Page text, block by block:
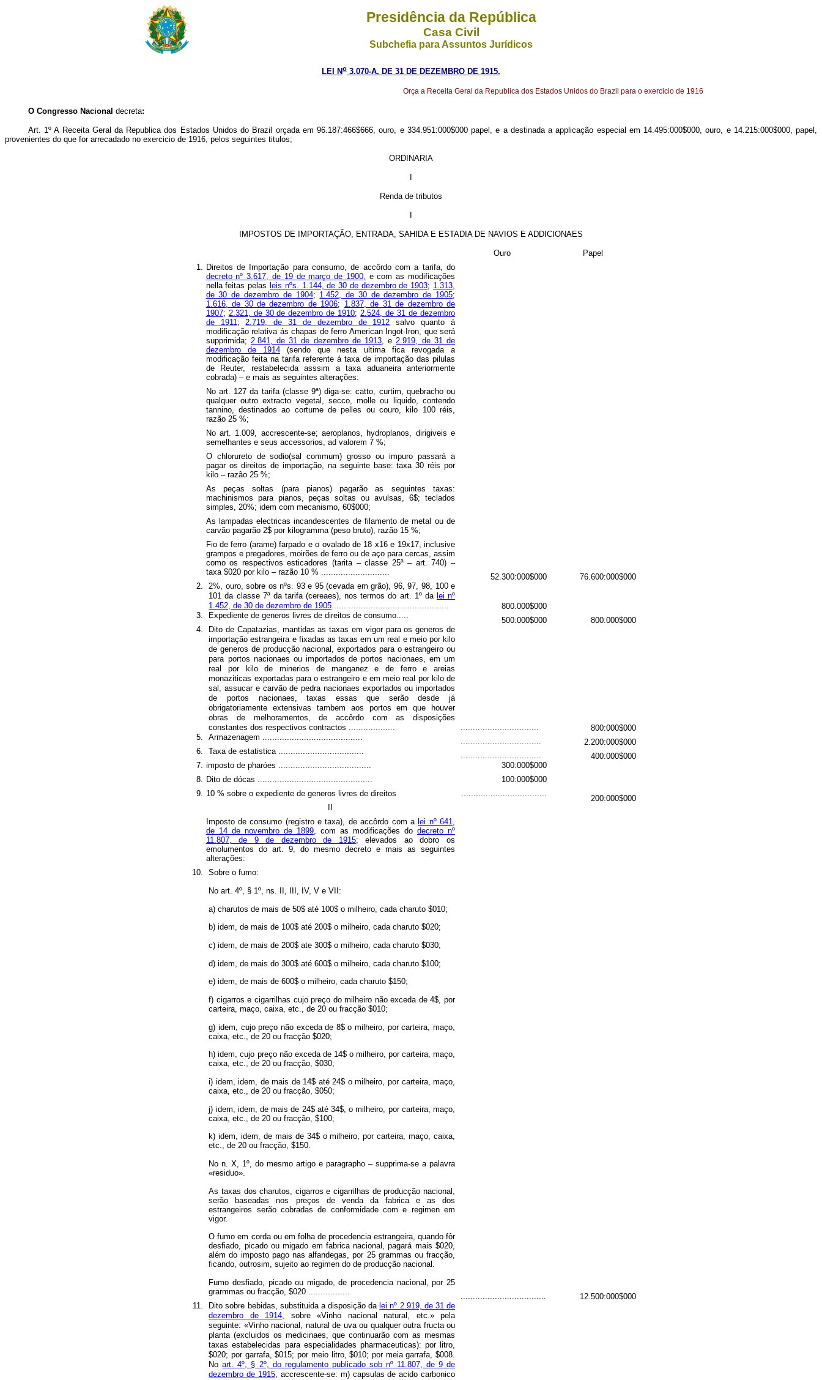
Presidência da República
Casa Civil
Subchefia para Assuntos Jurídicos
LEI No 3.070-A, DE 31 DE DEZEMBRO DE 1915.
Orça a Receita Geral da Republica dos Estados Unidos do Brazil para o exercicio de 1916
O Congresso Nacional decreta:
Art. 1º A Receita Geral da Republica dos Estados Unidos do Brazil orçada em 96.187:466$666, ouro, e 334.951:000$000 papel, e a destinada a applicação especial em 14.495:000$000, ouro, e 14.215:000$000, papel,
provenientes do que for arrecadado no exercicio de 1916, pelos seguintes titulos;
ORDINARIA
Renda de tributos
IMPOSTOS DE IMPORTAÇÃO, ENTRADA, SAHIDA E ESTADIA DE NAVIOS E ADDICIONAES
Ouro
Papel
1. Direitos de Importação para consumo, de accôrdo com a tarifa, do
decreto nº 3.617, de 19 de março de 1900, e com as modificações
nella feitas pelas leis nºs. 1.144, de 30 de dezembro de 1903; 1.313,
de 30 de dezembro de 1904; 1.452, de 30 de dezembro de 1905;
1.616, de 30 de dezembro de 1906; 1.837, de 31 de dezembro de
1907; 2.321, de 30 de dezembro de 1910;2.524, de 31 de dezembro
de 1911;2.719, de 31 de dezembro de 1912 salvo quanto á
modificação relativa ás chapas de ferro American Ingot-Iron, que será
supprimida; 2.841, de 31 de dezembro de 1913, e2.919, de 31 de
dezembro de 1914(sendo que nesta ultima fica revogada a
modificação feita na tarifa referente á taxa de importação das pilulas
de Reuter, restabelecida asssim a taxa aduaneira anteriormente
cobrada) – e mais as seguintes alterações:
No art. 127 da tarifa (classe 9ª) diga-se: catto, curtim, quebracho ou
qualquer outro extracto vegetal, secco, molle ou liquido, contendo
tannino, destinados ao cortume de pelles ou couro, kilo 100 réis,
razão 25 %;
No art. 1.009, accrescente-se; aeroplanos, hydroplanos, dirigiveis e
semelhantes e seus accessorios, ad valorem 7 %;
O chlorureto de sodio(sal commum) grosso ou impuro passará a
pagar os direitos de importação, na seguinte base: taxa 30 réis por
kilo – razão 25 %;
As peças soltas (para pianos) pagarão as seguintes taxas:
machinismos para pianos, peças soltas ou avulsas, 6$; teclados
simples, 20%; idem com mecanismo, 60$000;
As lampadas electricas incandescentes de filamento de metal ou de
carvão pagarão 2$ por kilogramma (peso bruto), razão 15 %;
Fio de ferro (arame) farpado e o ovalado de 18 x16 e 19x17, inclusive
grampos e pregadores, moirões de ferro ou de aço para cercas, assim
como os respectivos esticadores (tarita – classe 25ª – art. 740) –
taxa $020 por kilo – razão 10 % ............................
52.300:000$000
76.600:000$000
2.
2%, ouro, sobre os nºs. 93 e 95 (cevada em grão), 96, 97, 98, 100 e
101 da classe 7ª da tarifa (cereaes), nos termos do art. 1º da lei nº
1.452, de 30 de dezembro de 1905................................................
800.000$000
3.
Expediente de generos livres de direitos de consumo.....
500:000$000
800:000$000
4.
Dito de Capatazias, mantidas as taxas em vigor para os generos de
importação estrangeira e fixadas as taxas em um real e meio por kilo
de generos de producção nacional, exportados para o estrangeiro ou
para portos nacionaes ou importados de portos nacionaes, em um
real por kilo de minerios de manganez e de ferro e areias
monaziticas exportadas para o estrangeiro e em meio real por kilo de
sal, assucar e carvão de pedra nacionaes exportados ou importados
de portos nacionaes, taxas essas que serão desde já
obrigatoriamente extensivas tambem aos portos em que houver
obras de melhoramentos, de accôrdo com as disposições
constantes dos respectivos contractos ...................
................................
800:000$000
5.
Armazenagem ......................................... .................................
2.200:000$000
6.
Taxa de estatistica ................................... .................................
400:000$000
7. imposto de pharóes ......................................
300:000$000
8. Dito de dócas ...............................................
100:000$000
9. 10 % sobre o expediente de generos livres de direitos ...................................
200:000$000
Imposto de consumo (registro e taxa), de accôrdo com a lei nº 641,
de 14 de novembro de 1899, com as modificações do decreto nº
11.807, de 9 de dezembro de 1915; elevados ao dobro os
emolumentos do art. 9, do mesmo decreto e mais as seguintes
alterações:
10.
Sobre o fumo:
No art. 4º, § 1º, ns. II, III, IV, V e VII:
a) charutos de mais de 50$ até 100$ o milheiro, cada charuto $010;
b) idem, de mais de 100$ até 200$ o milheiro, cada charuto $020;
c) idem, de mais de 200$ ate 300$ o milheiro, cada charuto $030;
d) idem, de mais do 300$ até 600$ o milheiro, cada charuto $100;
e) idem, de mais de 600$ o milheiro, cada charuto $150;
f) cigarros e cigarrilhas cujo preço do milheiro não exceda de 4$, por
carteira, maço, caixa, etc., de 20 ou fracção $010;
g) idem, cujo preço não exceda de 8$ o milheiro, por carteira, maço,
caixa, etc., de 20 ou fracção $020;
h) idem, cujo preço não exceda de 14$ o milheiro, por carteira, maço,
caixa, etc., de 20 ou fracção, $030;
i) idem, idem, de mais de 14$ até 24$ o milheiro, por carteira, maço,
caixa, etc., de 20 ou fracção, $050;
j) idem, idem, de mais de 24$ até 34$, o milheiro, por carteira, maço,
caixa, etc., de 20 ou fracção, $100;
k) idem, idem, de mais de 34$ o milheiro, por carteira, maço, caixa,
etc., de 20 ou fracção, $150.
No n. X, 1º, do mesmo artigo e paragrapho – supprima-se a palavra
«residuo».
As taxas dos charutos, cigarros e cigarrilhas de producção nacional,
serão baseadas nos preços de venda da fabrica e as dos
estrangeiros serão cobradas de conformidade com e regimen em
vigor.
O fumo em corda ou em folha de procedencia estrangeira, quando fôr
desfiado, picado ou migado em fabrica nacional, pagará mais $020,
além do imposto pago nas alfandegas, por 25 grammas ou fracção,
ficando, outrosim, sujeito ao regimen do de producção nacional.
Fumo desfiado, picado ou migado, de procedencia nacional, por 25
grarmmas ou fracção, $020 .................
...................................
12.500:000$000
11.
Dito sobre bebidas, substituida a disposição da lei nº 2.919, de 31 de
dezembro de 1914, sobre «Vinho nacional natural, etc.»pela
seguinte: «Vinho nacional, natural de uva ou qualquer outra fructa ou
planta (excluidos os medicinaes, que continuarão com as mesmas
taxas estabelecidas para especialidades pharmaceuticas): por litro,
$020; por garrafa, $015; por meio litro, $010; por meia garrafa, $008.
Noart. 4º, § 2º, do regulamento publicado sob nº 11.807, de 9 de
dezembro de 1915, accrescente-se: m) capsulas de acido carbonico